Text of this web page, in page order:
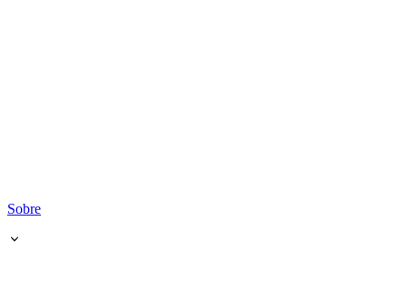
Sobre